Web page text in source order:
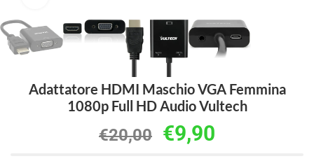
Adattatore HDMI Maschio VGA Femmina
1080p Full HD Audio Vultech
€20,00 €9,90